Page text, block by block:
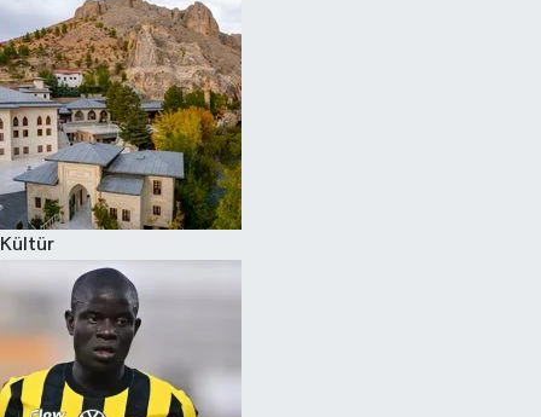
Kültür